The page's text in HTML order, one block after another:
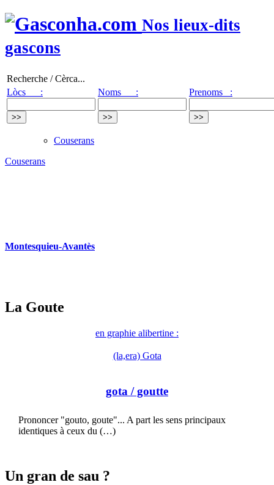
Nos lieux-dits
gascons
Recherche / Cèrca...
Lòcs :
Noms : Prenoms :
Couserans
Couserans
Montesquieu-Avantès
La Goute
en graphie alibertine :
(la,era) Gota
gota / goutte
Prononcer "gouto, goute"... A part les sens principaux
identiques à ceux du (…)
Un gran de sau ?